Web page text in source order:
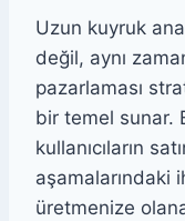
Uzun kuyruk
değil, aynı
pazarlaması
bir temel sunar.
kullanıcıların
aşamalarındaki
üretmenize